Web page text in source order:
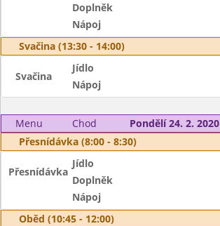
Doplněk
Nápoj
Svačina (13:30 - 14:00)
Svačina
Jídlo
Nápoj
Menu Chod
Pondělí 24. 2. 2020
Přesnídávka (8:00 - 8:30)
Přesnídávka
Jídlo
Doplněk
Nápoj
Oběd (10:45 - 12:00)